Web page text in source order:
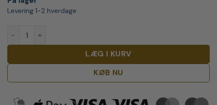
Levering 1-2 hverdage
LÆG I KURV
KØB NU